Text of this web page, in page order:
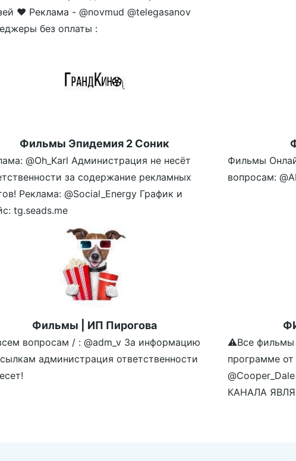
❤️ Реклама - @novmud @telegasanov
без оплаты :
Фильмы Эпидемия 2 Соник
@Oh_Karl Администрация не несёт
за содержание рекламных
Реклама: @Social_Energy График и
tg.seads.me
Фильмы
вопросам:
Фильмы | ИП Пирогова
вопросам / : @adm_v За информацию
администрация ответственности
⚠️Все фильмы
программе
КАНАЛА